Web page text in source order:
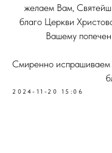
желаем Вам,
благо Церкви
Вашему
Смиренно испрашиваем
2024-11-20 15:06